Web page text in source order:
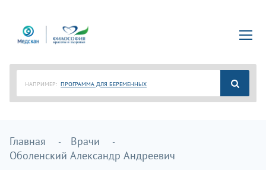
НАПРИМЕР: ПРОГРАММА ДЛЯ БЕРЕМЕННЫХ
Главная
Врачи
Оболенский Александр Андреевич